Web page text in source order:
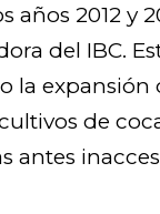
años 2012 y
del IBC.
la expansión
de
antes